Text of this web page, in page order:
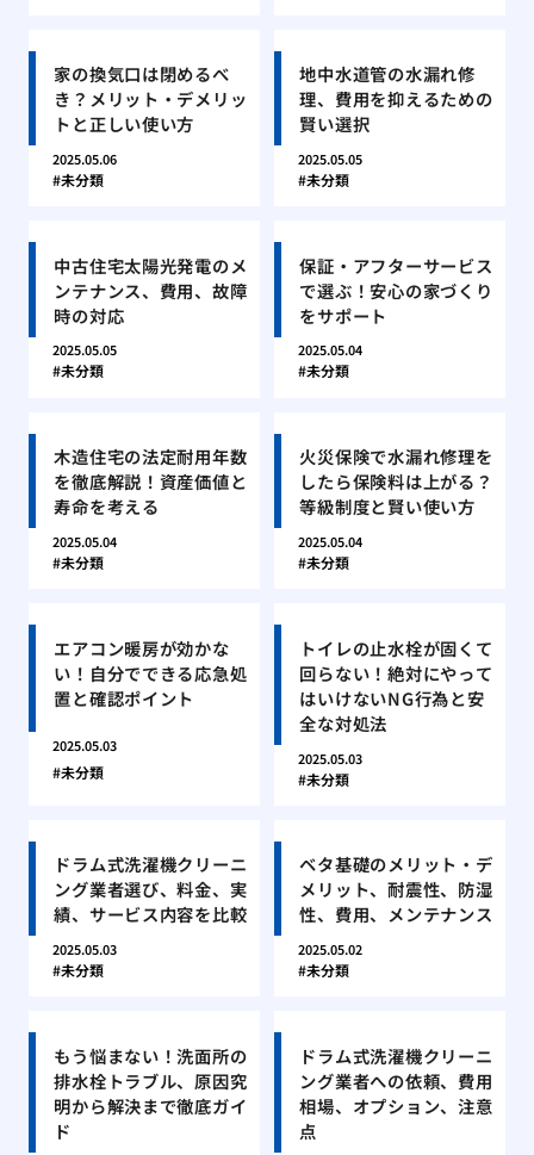
家の換気口は閉めるべ
き？メリット・デメリッ
トと正しい使い方
2025.05.06
未分類
地中水道管の水漏れ修
理、費用を抑えるための
賢い選択
2025.05.05
未分類
中古住宅太陽光発電のメ
ンテナンス、費用、故障
時の対応
2025.05.05
未分類
保証・アフターサービス
で選ぶ！安心の家づくり
をサポート
2025.05.04
未分類
木造住宅の法定耐用年数
を徹底解説！資産価値と
寿命を考える
2025.05.04
未分類
火災保険で水漏れ修理を
したら保険料は上がる？
等級制度と賢い使い方
2025.05.04
未分類
エアコン暖房が効かな
い！自分でできる応急処
置と確認ポイント
2025.05.03
未分類
トイレの止水栓が固くて
回らない！絶対にやって
はいけないNG行為と安
全な対処法
2025.05.03
未分類
ドラム式洗濯機クリーニ
ング業者選び、料金、実
績、サービス内容を比較
2025.05.03
未分類
ベタ基礎のメリット・デ
メリット、耐震性、防湿
性、費用、メンテナンス
2025.05.02
未分類
もう悩まない！洗面所の
排水栓トラブル、原因究
明から解決まで徹底ガイ
ド
ドラム式洗濯機クリーニ
ング業者への依頼、費用
相場、オプション、注意
点